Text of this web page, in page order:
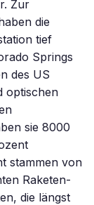
Zur
die
tief
Springs
des US
optischen
sie 8000
stammen von
Raketen-
die längst